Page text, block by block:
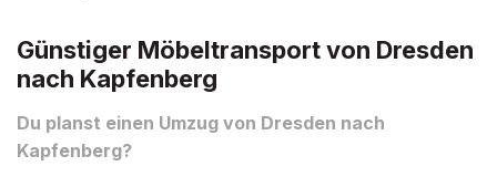
Günstiger Möbeltransport von Dresden
nach Kapfenberg
Du planst einen Umzug von Dresden nach
Kapfenberg?